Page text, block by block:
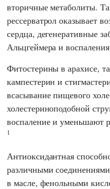
вторичные метаболиты.
рессерватрол оказывает
сердца, дегенеративные
Альцгеймера и
Фитостерины в арахисе,
кампестерин и
всасывание пищевого
холестериноподобной
воспаление и уменьшают
1
Антиоксидантная
различными
в масле, фенольными